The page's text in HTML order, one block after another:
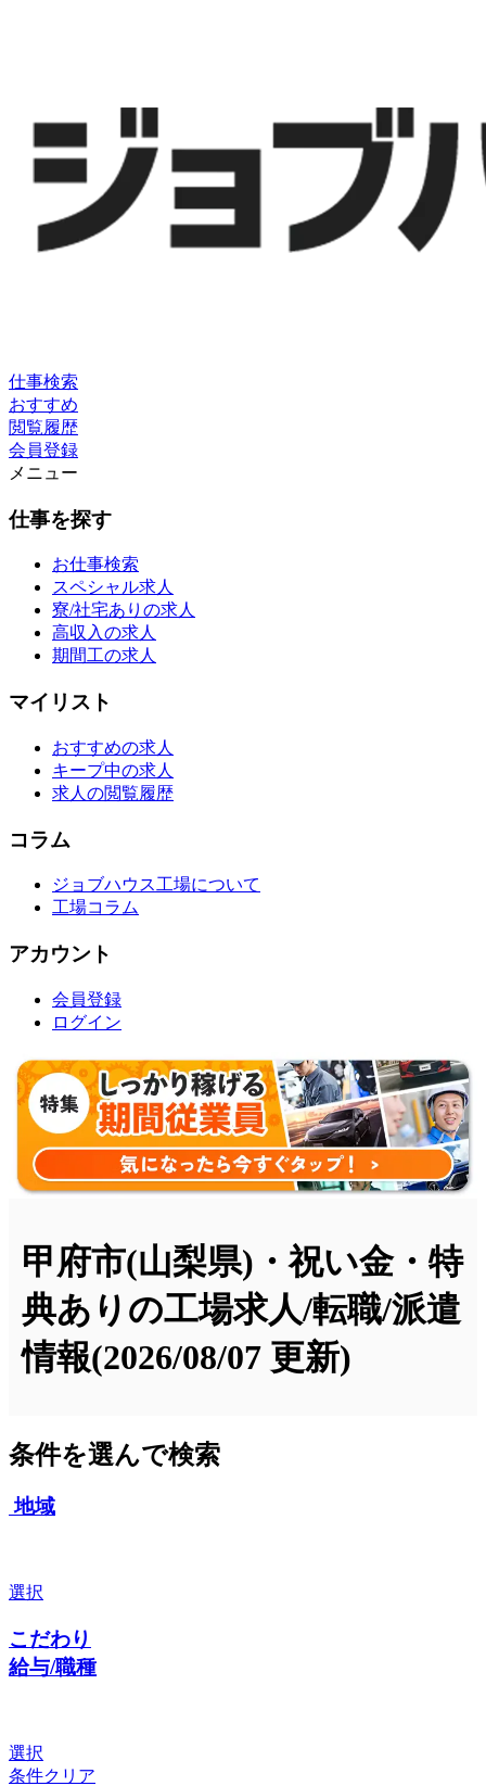
仕事検索
おすすめ
閲覧履歴
会員登録
メニュー
仕事を探す
お仕事検索
スペシャル求人
寮/社宅ありの求人
高収入の求人
期間工の求人
マイリスト
おすすめの求人
キープ中の求人
求人の閲覧履歴
コラム
ジョブハウス工場について
工場コラム
アカウント
会員登録
ログイン
甲府市(山梨県)・祝い金・特
典ありの工場求人/転職/派遣
情報(2026/08/07 更新)
条件を選んで検索
地域
選択
こだわり
給与/職種
選択
条件クリア